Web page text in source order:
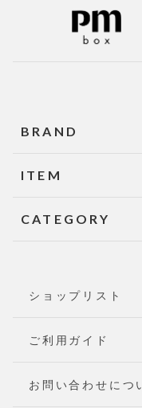
BRAND
ITEM
CATEGORY
ショップリスト
ご利用ガイド
お問い合わせにつ